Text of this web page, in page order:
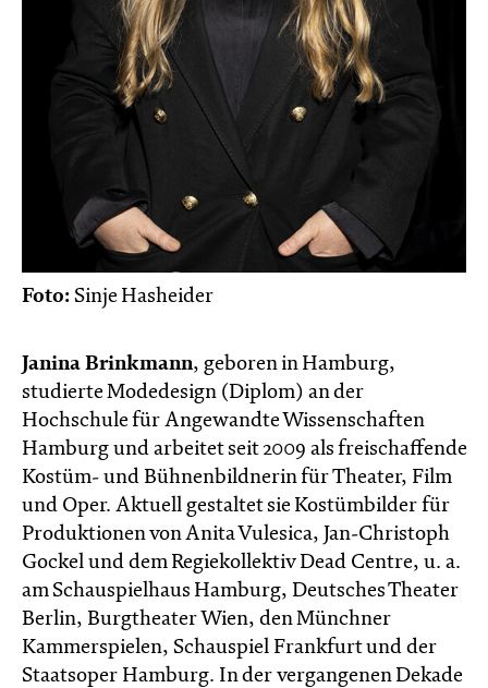
Foto: Sinje Hasheider
Janina Brinkmann, geboren in Hamburg,
studierte Modedesign (Diplom) an der
Hochschule für Angewandte Wissenschaften
Hamburg und arbeitet seit 2009 als freischaffende
Kostüm- und Bühnenbildnerin für Theater, Film
und Oper. Aktuell gestaltet sie Kostümbilder für
Produktionen von Anita Vulesica, Jan-Christoph
Gockel und dem Regiekollektiv Dead Centre, u. a.
am Schauspielhaus Hamburg, Deutsches Theater
Berlin, Burgtheater Wien, den Münchner
Kammerspielen, Schauspiel Frankfurt und der
Staatsoper Hamburg. In der vergangenen Dekade